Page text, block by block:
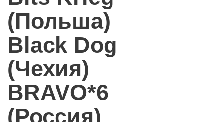
(Польша)
Black Dog
(Чехия)
BRAVO*6
(Россия)